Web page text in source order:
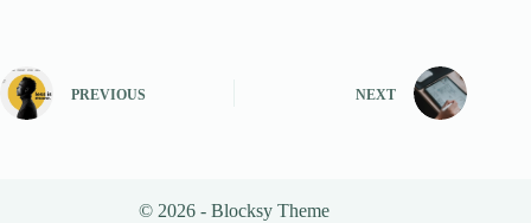
PREVIOUS NEXT
© 2026 - Blocksy Theme